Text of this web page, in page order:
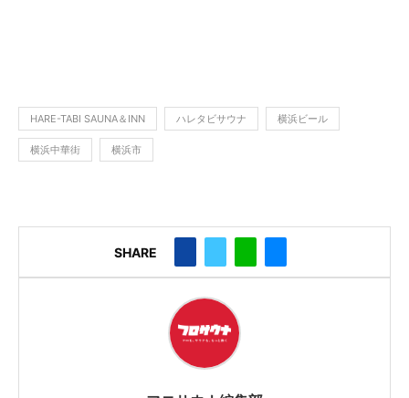
HARE-TABI SAUNA＆INN ハレタビサウナ 横浜ビール
横浜中華街 横浜市
SHARE